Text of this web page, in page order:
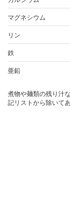
マグネシウム
リン
鉄
亜鉛
煮物や麺類の残り汁
記リストから除いてあ